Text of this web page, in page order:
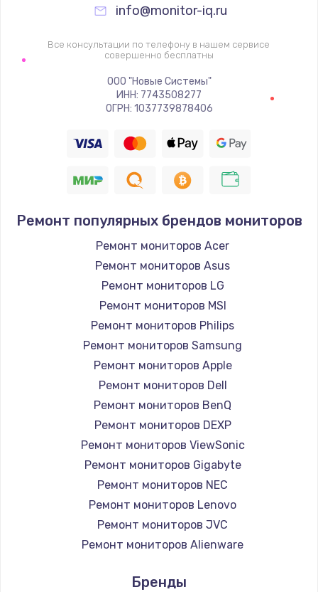
info@monitor-iq.ru
Все консультации по телефону в нашем сервисе
совершенно бесплатны
ООО "Новые Системы"
ИНН: 7743508277
ОГРН: 1037739878406
Ремонт популярных брендов мониторов
Ремонт мониторов Acer
Ремонт мониторов Asus
Ремонт мониторов LG
Ремонт мониторов MSI
Ремонт мониторов Philips
Ремонт мониторов Samsung
Ремонт мониторов Apple
Ремонт мониторов Dell
Ремонт мониторов BenQ
Ремонт мониторов DEXP
Ремонт мониторов ViewSonic
Ремонт мониторов Gigabyte
Ремонт мониторов NEC
Ремонт мониторов Lenovo
Ремонт мониторов JVC
Ремонт мониторов Alienware
Ремонт мониторов Thunderobot
Бренды